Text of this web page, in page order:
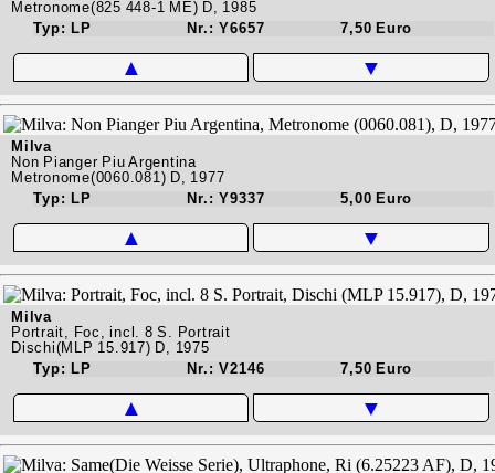
Metronome(825 448-1 ME) D, 1985
Typ: LP
Nr.: Y6657 7,50 Euro
▲ ▼
Milva
Non Pianger Piu Argentina
Metronome(0060.081) D, 1977
Typ: LP
Nr.: Y9337 5,00 Euro
▲ ▼
Milva
Portrait, Foc, incl. 8 S. Portrait
Dischi(MLP 15.917) D, 1975
Typ: LP
Nr.: V2146 7,50 Euro
▲ ▼